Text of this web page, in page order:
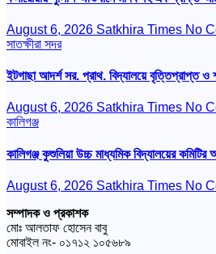
August 6, 2026 Satkhira Times No
সাতক্ষীরা সদর
ইটগাছা আদর্শ সর. প্রাথ. বিদ্যালয়ে বৃত্তিপ্রাপ্ত ও
August 6, 2026 Satkhira Times No
কালিগঞ্জ
কালিগঞ্জ কুশুলিয়া উচ্চ মাধ্যমিক বিদ্যালয়ের কমিটির
August 6, 2026 Satkhira Times No
সম্পাদক ও প্রকাশক
মোঃ আলতাফ হোসেন বাবু
মোবাইল নং- ০১৭১২ ১০৫৬৮৯